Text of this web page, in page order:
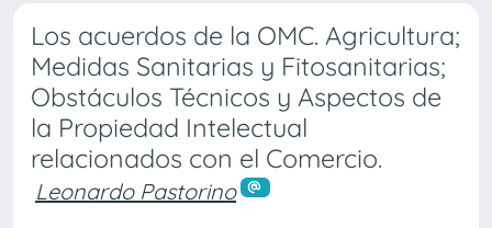
Los acuerdos de la OMC. Agricultura;
Medidas Sanitarias y Fitosanitarias;
Obstáculos Técnicos y Aspectos de
la Propiedad Intelectual
relacionados con el Comercio.
Leonardo Pastorino